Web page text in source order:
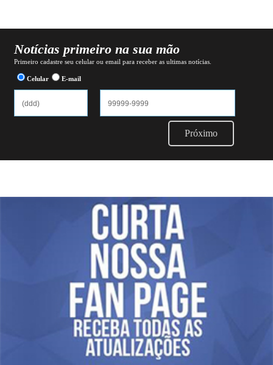
Notícias primeiro na sua mão
Primeiro cadastre seu celular ou email para receber as ultimas notícias.
Celular E-mail
Próximo